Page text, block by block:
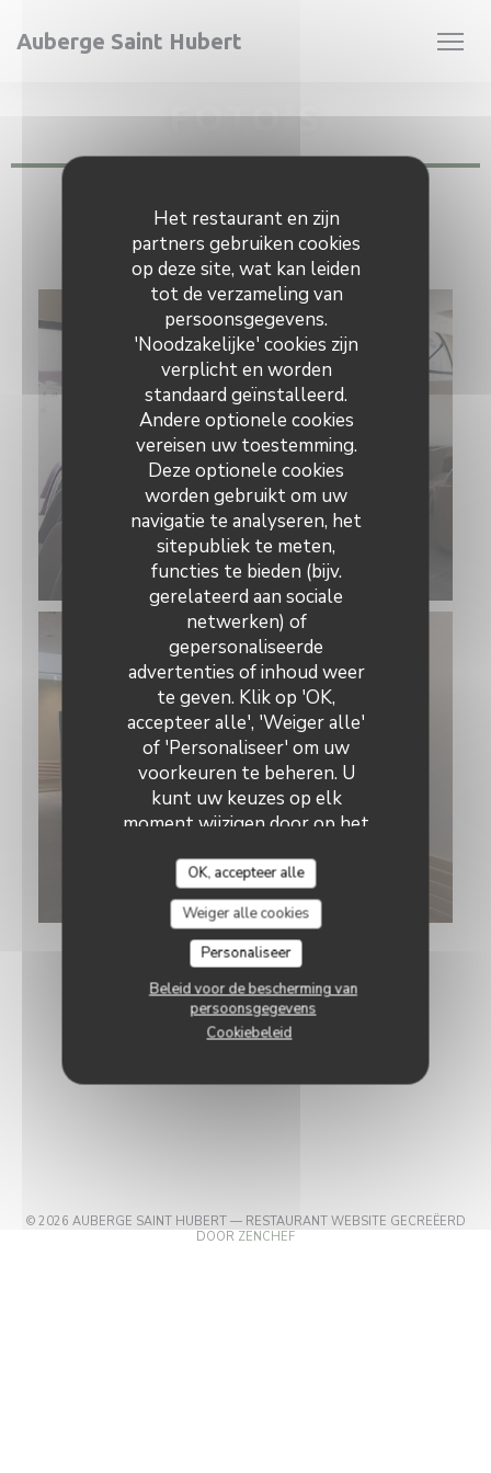
Het restaurant en zijn
partners gebruiken cookies
op deze site, wat kan leiden
tot de verzameling van
persoonsgegevens.
'Noodzakelijke' cookies zijn
verplicht en worden
standaard geïnstalleerd.
Andere optionele cookies
vereisen uw toestemming.
Deze optionele cookies
worden gebruikt om uw
navigatie te analyseren, het
sitepubliek te meten,
functies te bieden (bijv.
gerelateerd aan sociale
netwerken) of
gepersonaliseerde
advertenties of inhoud weer
te geven. Klik op 'OK,
accepteer alle', 'Weiger alle'
of 'Personaliseer' om uw
voorkeuren te beheren. U
kunt uw keuzes op elk
moment wijzigen door op het
op de sitepagina's te klikken.
OK, accepteer alle
Weiger alle cookies
Personaliseer
Beleid voor de bescherming van
persoonsgegevens
Cookiebeleid
Auberge Saint Hubert
FOTO'S
AUBERGE SAINT HUBERT
DOUCHY LES MINES
© 2026 AUBERGE SAINT HUBERT — RESTAURANT WEBSITE GECREËERD
DOOR ZENCHEF((OPENT IN EEN NIEUW
Auberge Saint Hubert